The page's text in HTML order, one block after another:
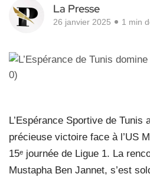
La Presse
26 janvier 2025 1 min
L’Espérance Sportive de Tunis
précieuse victoire face à l’US
15ᵉ journée de Ligue 1. La
Mustapha Ben Jannet, s’est